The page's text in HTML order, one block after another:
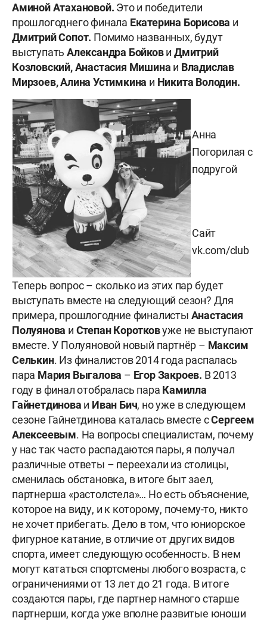
Аминой Атахановой. Это и победители
прошлогоднего финала Екатерина Борисова и
Дмитрий Сопот. Помимо названных, будут
выступать Александра Бойкови Дмитрий
Козловский,Анастасия Мишина и Владислав
Мирзоев, Алина Устимкина и Никита Володин.
Анна
Погорилая с
подругой
Сайт
vk.com/club
Теперь вопрос – сколько из этих пар будет
выступать вместе на следующий сезон? Для
примера, прошлогодние финалисты Анастасия
Полуянова и Степан Коротковуже не выступают
вместе. У Полуяновой новый партнёр – Максим
Селькин. Из финалистов 2014 года распалась
пара Мария Выгалова – Егор Закроев. В 2013
году в финал отобралась пара Камилла
Гайнетдинова и Иван Бич, но уже в следующем
сезоне Гайнетдинова каталась вместе сСергеем
Алексеевым. На вопросы специалистам, почему
у нас так часто распадаются пары, я получал
различные ответы – переехали из столицы,
сменилась обстановка, в итоге быт заел,
партнерша «растолстела»… Но есть объяснение,
которое на виду, и к которому, почему-то, никто
не хочет прибегать. Дело в том, что юниорское
фигурное катание, в отличие от других видов
спорта, имеет следующую особенность. В нем
могут кататься спортсмены любого возраста, с
ограничениями от 13 лет до 21 года. В итоге
создаются пары, где партнер намного старше
партнерши, когда уже вполне развитые юноши